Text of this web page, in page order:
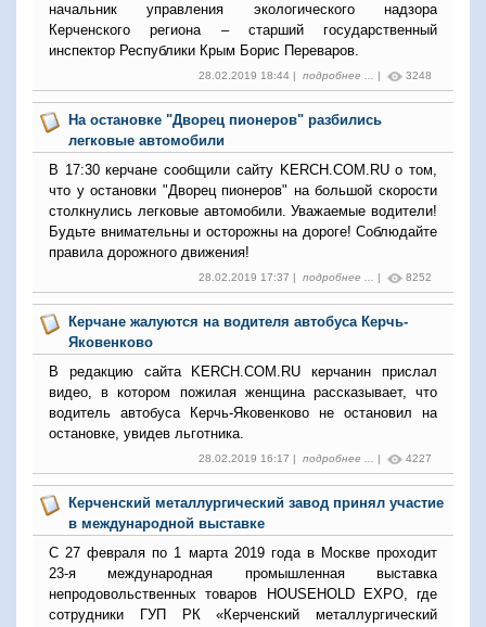
начальник управления экологического надзора
Керченского региона – старший государственный
инспектор Республики Крым Борис Переваров.
28.02.2019 18:44 | подробнее ... | 3248
На остановке "Дворец пионеров" разбились
легковые автомобили
В 17:30 керчане сообщили сайту KERCH.COM.RU о том,
что у остановки "Дворец пионеров" на большой скорости
столкнулись легковые автомобили. Уважаемые водители!
Будьте внимательны и осторожны на дороге! Соблюдайте
правила дорожного движения!
28.02.2019 17:37 | подробнее ... | 8252
Керчане жалуются на водителя автобуса Керчь-
Яковенково
В редакцию сайта KERCH.COM.RU керчанин прислал
видео, в котором пожилая женщина рассказывает, что
водитель автобуса Керчь-Яковенково не остановил на
остановке, увидев льготника.
28.02.2019 16:17 | подробнее ... | 4227
Керченский металлургический завод принял участие
в международной выставке
С 27 февраля по 1 марта 2019 года в Москве проходит
23-я международная промышленная выставка
непродовольственных товаров HOUSEHOLD EXPO, где
сотрудники ГУП РК «Керченский металлургический